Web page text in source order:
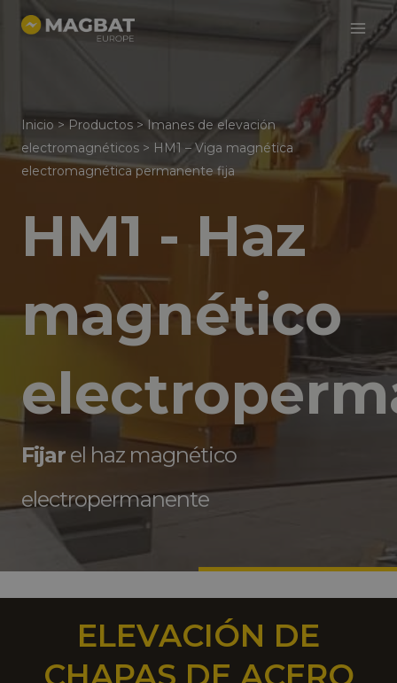
Menú
Inicio > Productos > Imanes de elevación
electromagnéticos > HM1 – Viga magnética
electromagnética permanente fija
HM1 - Haz
magnético
Fijar el haz magnético
electropermanente
ELEVACIÓN DE